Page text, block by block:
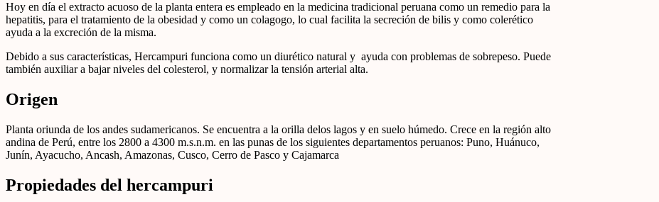
Hoy en día el extracto acuoso de la planta entera es empleado en la medicina tradicional peruana como un remedio para la
hepatitis, para el tratamiento de la obesidad y como un colagogo, lo cual facilita la secreción de bilis y como colerético
ayuda a la excreción de la misma.
Debido a sus características, Hercampuri funciona como un diurético natural y ayuda con problemas de sobrepeso. Puede
también auxiliar a bajar niveles del colesterol, y normalizar la tensión arterial alta.
Origen
Planta oriunda de los andes sudamericanos. Se encuentra a la orilla delos lagos y en suelo húmedo. Crece en la región alto
andina de Perú, entre los 2800 a 4300 m.s.n.m. en las punas de los siguientes departamentos peruanos: Puno, Huánuco,
Junín, Ayacucho, Ancash, Amazonas, Cusco, Cerro de Pasco y Cajamarca
Propiedades del hercampuri